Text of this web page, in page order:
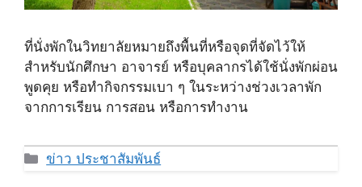
ที่นั่งพักในวิทยาลัยหมายถึงพื้นที่หรือจุดที่จัดไว้ให้
สำหรับนักศึกษา อาจารย์ หรือบุคลากรได้ใช้นั่งพักผ่อน
พูดคุย หรือทำกิจกรรมเบา ๆ ในระหว่างช่วงเวลาพัก
จากการเรียน การสอน หรือการทำงาน
Categories
ข่าว ประชาสัมพันธ์